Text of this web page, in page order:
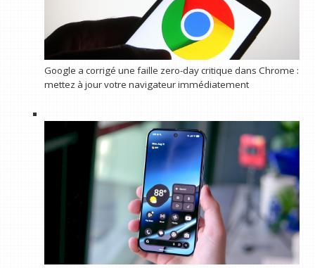
Google a corrigé une faille zero-day critique dans Chrome :
mettez à jour votre navigateur immédiatement